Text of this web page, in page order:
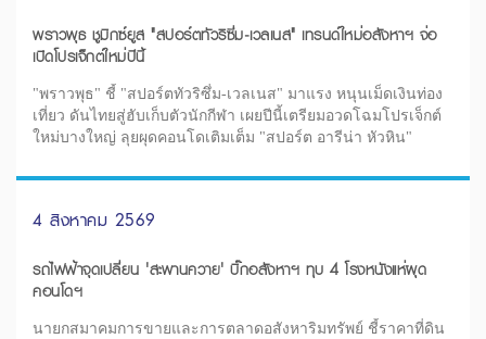
พราวพุธ ชูมิกซ์ยูส "สปอร์ตทัวริซึ่ม-เวลเนส" เทรนด์ใหม่อสังหาฯ จ่อ
เปิดโปรเจ็กต์ใหม่ปีนี้
"พราวพุธ" ชี้ "สปอร์ตทัวริซึ่ม-เวลเนส" มาแรง หนุนเม็ดเงินท่อง
เที่ยว ดันไทยสู่ฮับเก็บตัวนักกีฬา เผยปีนี้เตรียมอวดโฉมโปรเจ็กต์
ใหม่บางใหญ่ ลุยผุดคอนโดเติมเต็ม "สปอร์ต อารีน่า หัวหิน"
4 สิงหาคม 2569
รถไฟฟ้าจุดเปลี่ยน 'สะพานควาย' บิ๊กอสังหาฯ ทุบ 4 โรงหนังแห่ผุด
คอนโดฯ
นายกสมาคมการขายและการตลาดอสังหาริมทรัพย์ ชี้ราคาที่ดิน